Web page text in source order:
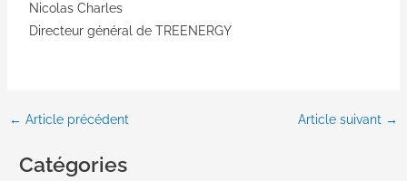
Nicolas Charles
Directeur général de TREENERGY
← Article précédent Article suivant →
Catégories